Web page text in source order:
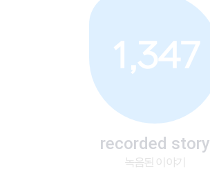
1,347
recorded story
녹음된 이야기